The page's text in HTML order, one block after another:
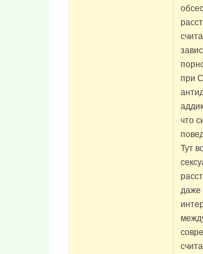
при
что
Тут
даже